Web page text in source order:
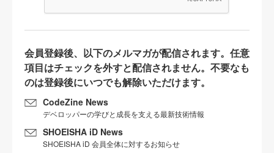
会員登録後、以下のメルマガが配信されます。任意
項目はチェックを外すと配信されません。不要なも
のは登録後にいつでも解除いただけます。
CodeZine News
デベロッパーの学びと成長を支える最新技術情報
SHOEISHA iD News
SHOEISHA iD 会員全体に対するお知らせ